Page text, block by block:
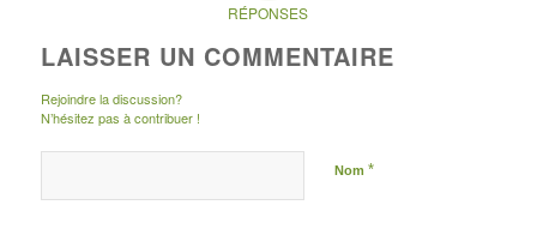
RÉPONSES
LAISSER UN COMMENTAIRE
Rejoindre la discussion?
N’hésitez pas à contribuer !
Nom *